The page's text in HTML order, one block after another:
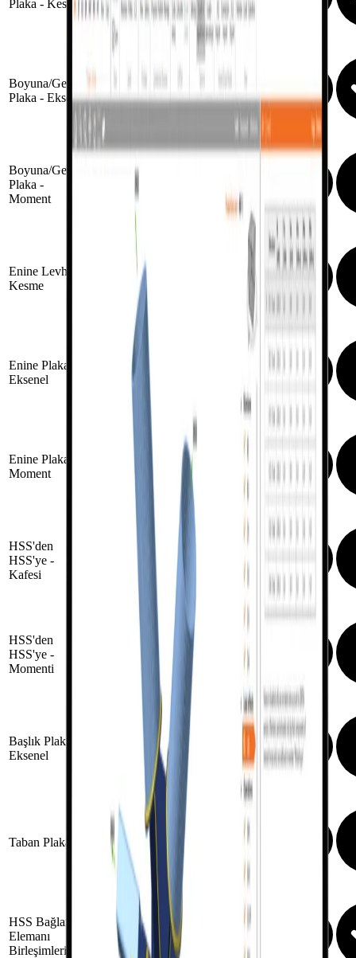
Plaka - Kesme
Boyuna/Geçen
Plaka - Eksenel
Boyuna/Geçen
Plaka -
Moment
Enine Levha -
Kesme
Enine Plaka -
Eksenel
Enine Plaka -
Moment
HSS'den
HSS'ye -
Kafesi
HSS'den
HSS'ye -
Momenti
Başlık Plakası -
Eksenel
Taban Plakası
HSS Bağlantı
Elemanı
Birleşimleri